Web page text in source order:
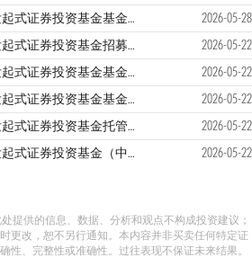
中银稳进鼎利债券型发起式证券投资基金基金合同生效公告
2026-05-28
中银稳进鼎利债券型发起式证券投资基金招募说明书
2026-05-22
中银稳进鼎利债券型发起式证券投资基金基金份额发售公告
2026-05-22
中银稳进鼎利债券型发起式证券投资基金基金合同
2026-05-22
中银稳进鼎利债券型发起式证券投资基金托管协议
2026-05-22
中银稳进鼎利债券型发起式证券投资基金（中银稳进鼎利债券发起A）产品资料概要 2026-05-22
处提供的信息、数据、分析和观点不构成投资建议；
更改，恕不另行通知。本内容并非买卖任何特定证
性、完整性或准确性。过往表现不保证未来结果。